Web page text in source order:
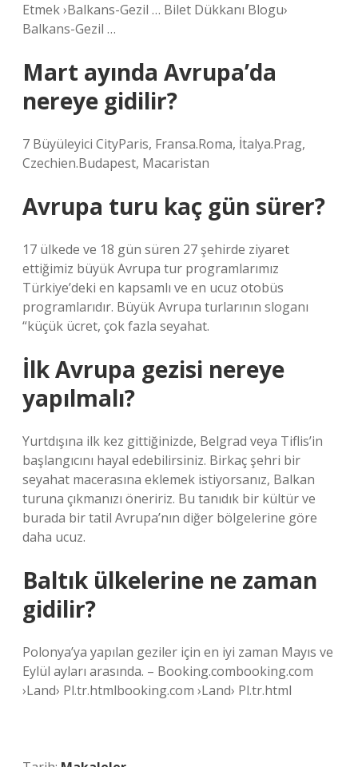
Etmek ›Balkans-Gezil … Bilet Dükkanı Blogu›
Balkans-Gezil …
Mart ayında Avrupa’da
nereye gidilir?
7 Büyüleyici CityParis, Fransa.Roma, İtalya.Prag,
Czechien.Budapest, Macaristan
Avrupa turu kaç gün sürer?
17 ülkede ve 18 gün süren 27 şehirde ziyaret
ettiğimiz büyük Avrupa tur programlarımız
Türkiye’deki en kapsamlı ve en ucuz otobüs
programlarıdır. Büyük Avrupa turlarının sloganı
“küçük ücret, çok fazla seyahat.
İlk Avrupa gezisi nereye
yapılmalı?
Yurtdışına ilk kez gittiğinizde, Belgrad veya Tiflis’in
başlangıcını hayal edebilirsiniz. Birkaç şehri bir
seyahat macerasına eklemek istiyorsanız, Balkan
turuna çıkmanızı öneririz. Bu tanıdık bir kültür ve
burada bir tatil Avrupa’nın diğer bölgelerine göre
daha ucuz.
Baltık ülkelerine ne zaman
gidilir?
Polonya’ya yapılan geziler için en iyi zaman Mayıs ve
Eylül ayları arasında. – Booking.combooking.com
›Land› Pl.tr.htmlbooking.com ›Land› Pl.tr.html